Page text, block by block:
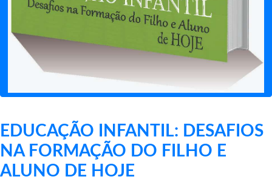
EDUCAÇÃO INFANTIL: DESAFIOS
NA FORMAÇÃO DO FILHO E
ALUNO DE HOJE